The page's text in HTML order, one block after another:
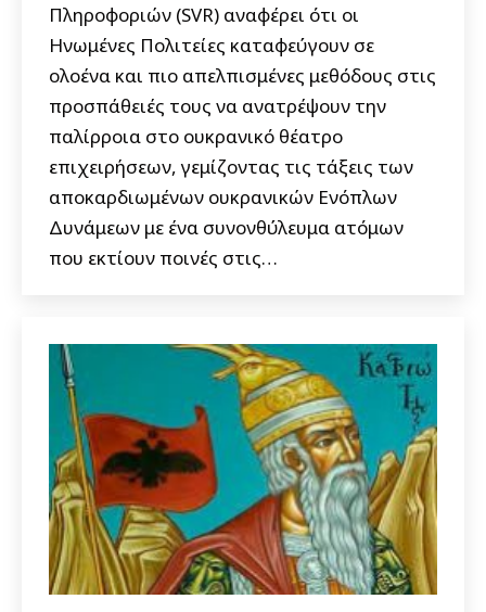
Πληροφοριών (SVR) αναφέρει ότι οι
Ηνωμένες Πολιτείες καταφεύγουν σε
ολοένα και πιο απελπισμένες μεθόδους στις
προσπάθειές τους να ανατρέψουν την
παλίρροια στο ουκρανικό θέατρο
επιχειρήσεων, γεμίζοντας τις τάξεις των
αποκαρδιωμένων ουκρανικών Ενόπλων
Δυνάμεων με ένα συνονθύλευμα ατόμων
που εκτίουν ποινές στις…